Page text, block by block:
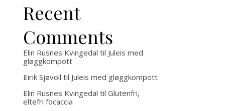
Recent
Comments
Elin Rusnes Kvingedal til Juleis med
gløggkompott
Eirik Sjøvoll til Juleis med gløggkompott
Elin Rusnes Kvingedal til Glutenfri,
eltefri focaccia